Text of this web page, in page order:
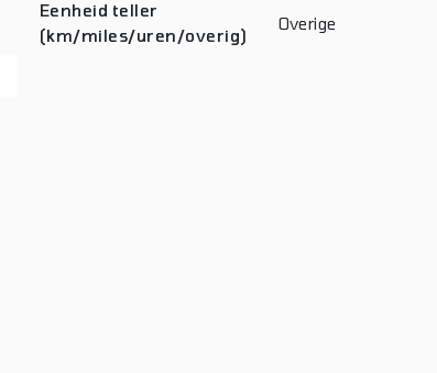
Eenheid teller
(km/miles/uren/overig)
Overige